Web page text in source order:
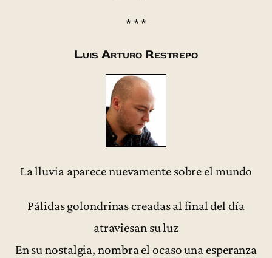
* * *
Luis Arturo Restrepo
La lluvia aparece nuevamente sobre el mundo
Pálidas golondrinas creadas al final del día
atraviesan su luz
En su nostalgia, nombra el ocaso una esperanza